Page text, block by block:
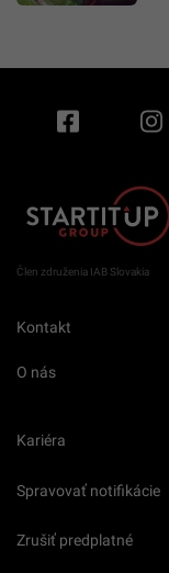
Člen združenia IAB Slovakia
Kontakt
O nás
Kariéra
Spravovať notifikácie
Zrušiť predplatné